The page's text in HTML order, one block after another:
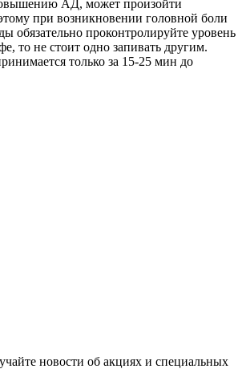
АД, может произойти
при возникновении головной боли
обязательно проконтролируйте уровень
то не стоит одно запивать другим.
только за 15-25 мин до
новости об акциях и специальных